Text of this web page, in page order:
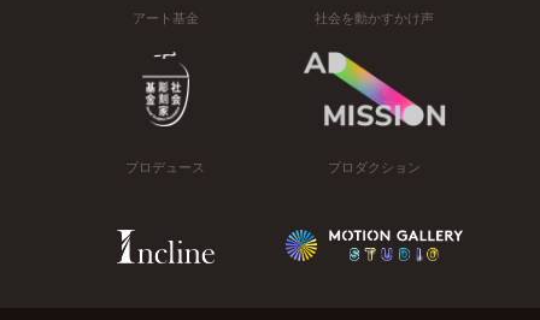
アート基金 社会を動かすかけ声
プロデュース プロダクション